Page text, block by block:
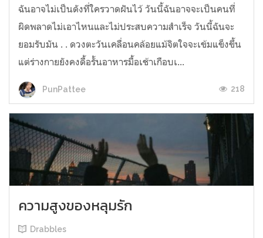
ฉันอาจไม่เป็นดังที่ใครวาดฝันไว้ วันนี้ฉันอาจจะเป็นคนที่
ผิดพลาดไม่เอาไหนและไม่ประสบความสำเร็จ วันนี้ฉันจะ
ยอมรับมัน . . ดวงตะวันเคลื่อนคล้อยแม้จิตใจจะเข้มแข็งขึ้น
แต่ร่างกายยังคงดื้อรั้นอาหารมื้อเช้าเกือบเ...
PunPattee 218
ความสูงของหลุมรัก
Drabbles